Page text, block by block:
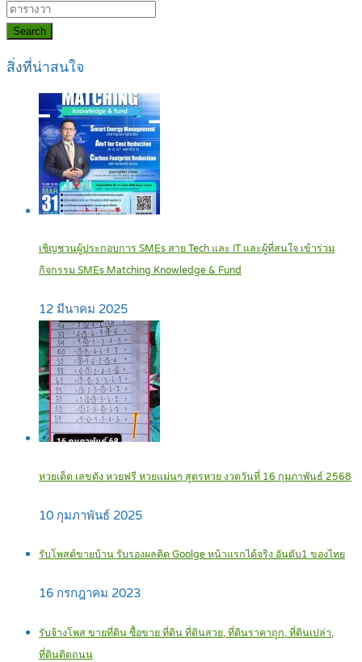
Search
สิ่งที่น่าสนใจ
เชิญชวนผู้ประกอบการ SMEs สาย Tech และ IT และผู้ที่สนใจ เข้าร่วม
กิจกรรม SMEs Matching Knowledge & Fund
12 มีนาคม 2025
หวยเด็ด เลขดัง หวยฟรี หวยแม่นๆ สูตรหวย งวดวันที่ 16 กุมภาพันธ์ 2568
10 กุมภาพันธ์ 2025
รับโพสต์ขายบ้าน รับรองผลติด Goolge หน้าแรกได้จริง อันดับ1 ของไทย
16 กรกฎาคม 2023
รับจ้างโพส ขายที่ดิน ซื้อขาย ที่ดิน ที่ดินสวย, ที่ดินราคาถูก, ที่ดินเปล่า,
ที่ดินติดถนน